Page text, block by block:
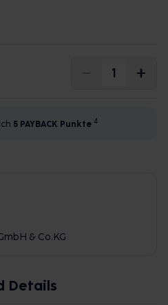
5 PAYBACK Punkte 4
& Co.KG
Details